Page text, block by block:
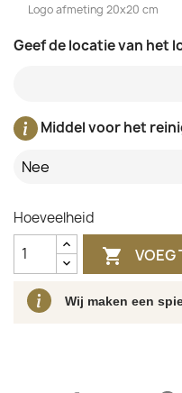
Logo afmeting 20x20 cm
Geef de locatie van het
Middel voor het
Nee
Hoeveelheid
 VOEG
Wij maken een